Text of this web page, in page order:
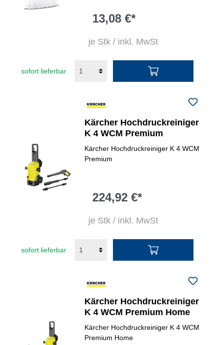
13,08 €*
je Stk / inkl. MwSt
sofort lieferbar
Kärcher Hochdruckreiniger
K 4 WCM Premium
Kärcher Hochdruckreiniger K 4 WCM
Premium
224,92 €*
je Stk / inkl. MwSt
sofort lieferbar
Kärcher Hochdruckreiniger
K 4 WCM Premium Home
Kärcher Hochdruckreiniger K 4 WCM
Premium Home